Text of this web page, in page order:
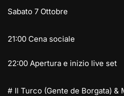
Sabato 7 Ottobre
21:00 Cena sociale
22:00 Apertura e inizio live set
# Il Turco (Gente de Borgata) &